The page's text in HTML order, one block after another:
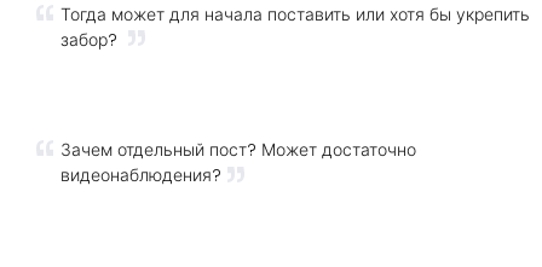
Тогда может для начала поставить или хотя бы укрепить
забор?
Зачем отдельный пост? Может достаточно
видеонаблюдения?